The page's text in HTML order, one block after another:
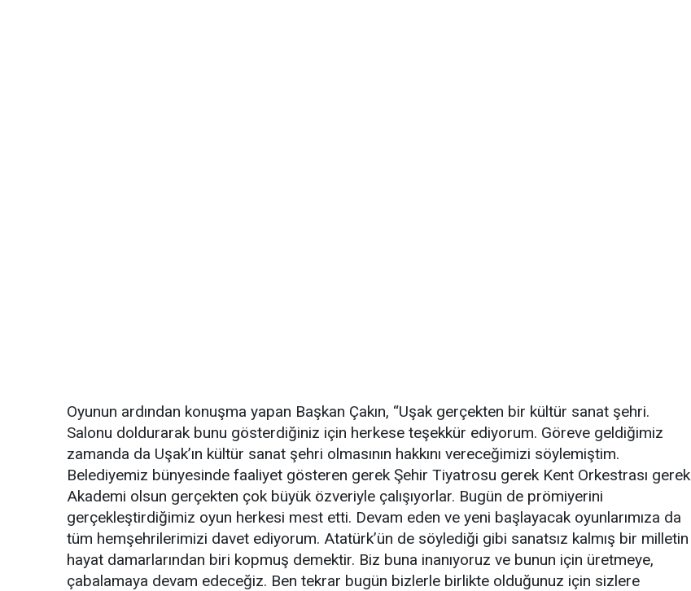
Oyunun ardından konuşma yapan Başkan Çakın, “Uşak gerçekten bir kültür sanat şehri.
Salonu doldurarak bunu gösterdiğiniz için herkese teşekkür ediyorum. Göreve geldiğimiz
zamanda da Uşak’ın kültür sanat şehri olmasının hakkını vereceğimizi söylemiştim.
Belediyemiz bünyesinde faaliyet gösteren gerek Şehir Tiyatrosu gerek Kent Orkestrası gerek
Akademi olsun gerçekten çok büyük özveriyle çalışıyorlar. Bugün de prömiyerini
gerçekleştirdiğimiz oyun herkesi mest etti. Devam eden ve yeni başlayacak oyunlarımıza da
tüm hemşehrilerimizi davet ediyorum. Atatürk’ün de söylediği gibi sanatsız kalmış bir milletin
hayat damarlarından biri kopmuş demektir. Biz buna inanıyoruz ve bunun için üretmeye,
çabalamaya devam edeceğiz. Ben tekrar bugün bizlerle birlikte olduğunuz için sizlere